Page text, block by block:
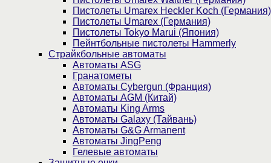
Пистолеты Umarex Heckler Koch (Германия)
Пистолеты Umarex (Германия)
Пистолеты Tokyo Marui (Япония)
Пейнтбольные пистолеты Hammerly
Страйкбольные автоматы
Автоматы ASG
Гранатометы
Автоматы Cybergun (Франция)
Автоматы AGM (Китай)
Автоматы King Arms
Автоматы Galaxy (Тайвань)
Автоматы G&G Armanent
Автоматы JingPeng
Гелевые автоматы